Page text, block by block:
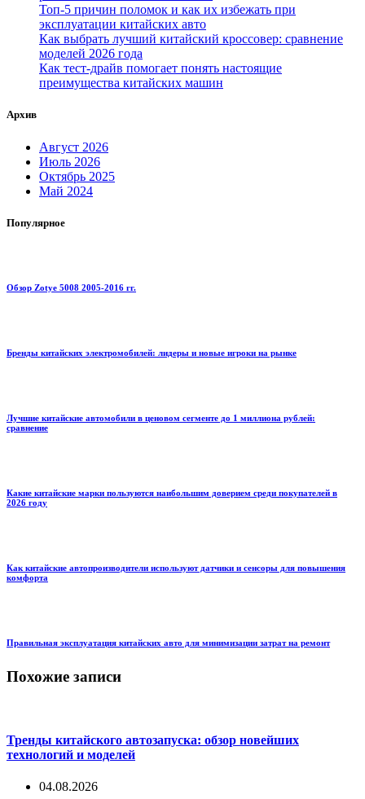
Топ-5 причин поломок и как их избежать при
эксплуатации китайских авто
Как выбрать лучший китайский кроссовер: сравнение
моделей 2026 года
Как тест-драйв помогает понять настоящие
преимущества китайских машин
Архив
Август 2026
Июль 2026
Октябрь 2025
Май 2024
Популярное
Обзор Zotye 5008 2005-2016 гг.
Бренды китайских электромобилей: лидеры и новые игроки на рынке
Лучшие китайские автомобили в ценовом сегменте до 1 миллиона рублей:
сравнение
Какие китайские марки пользуются наибольшим доверием среди покупателей в
2026 году
Как китайские автопроизводители используют датчики и сенсоры для повышения
комфорта
Правильная эксплуатация китайских авто для минимизации затрат на ремонт
Похожие записи
Тренды китайского автозапуска: обзор новейших
технологий и моделей
04.08.2026